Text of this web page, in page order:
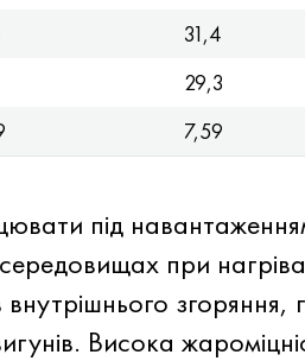
31,4
29,3
7,59
під
при
внутрішнього
Висока